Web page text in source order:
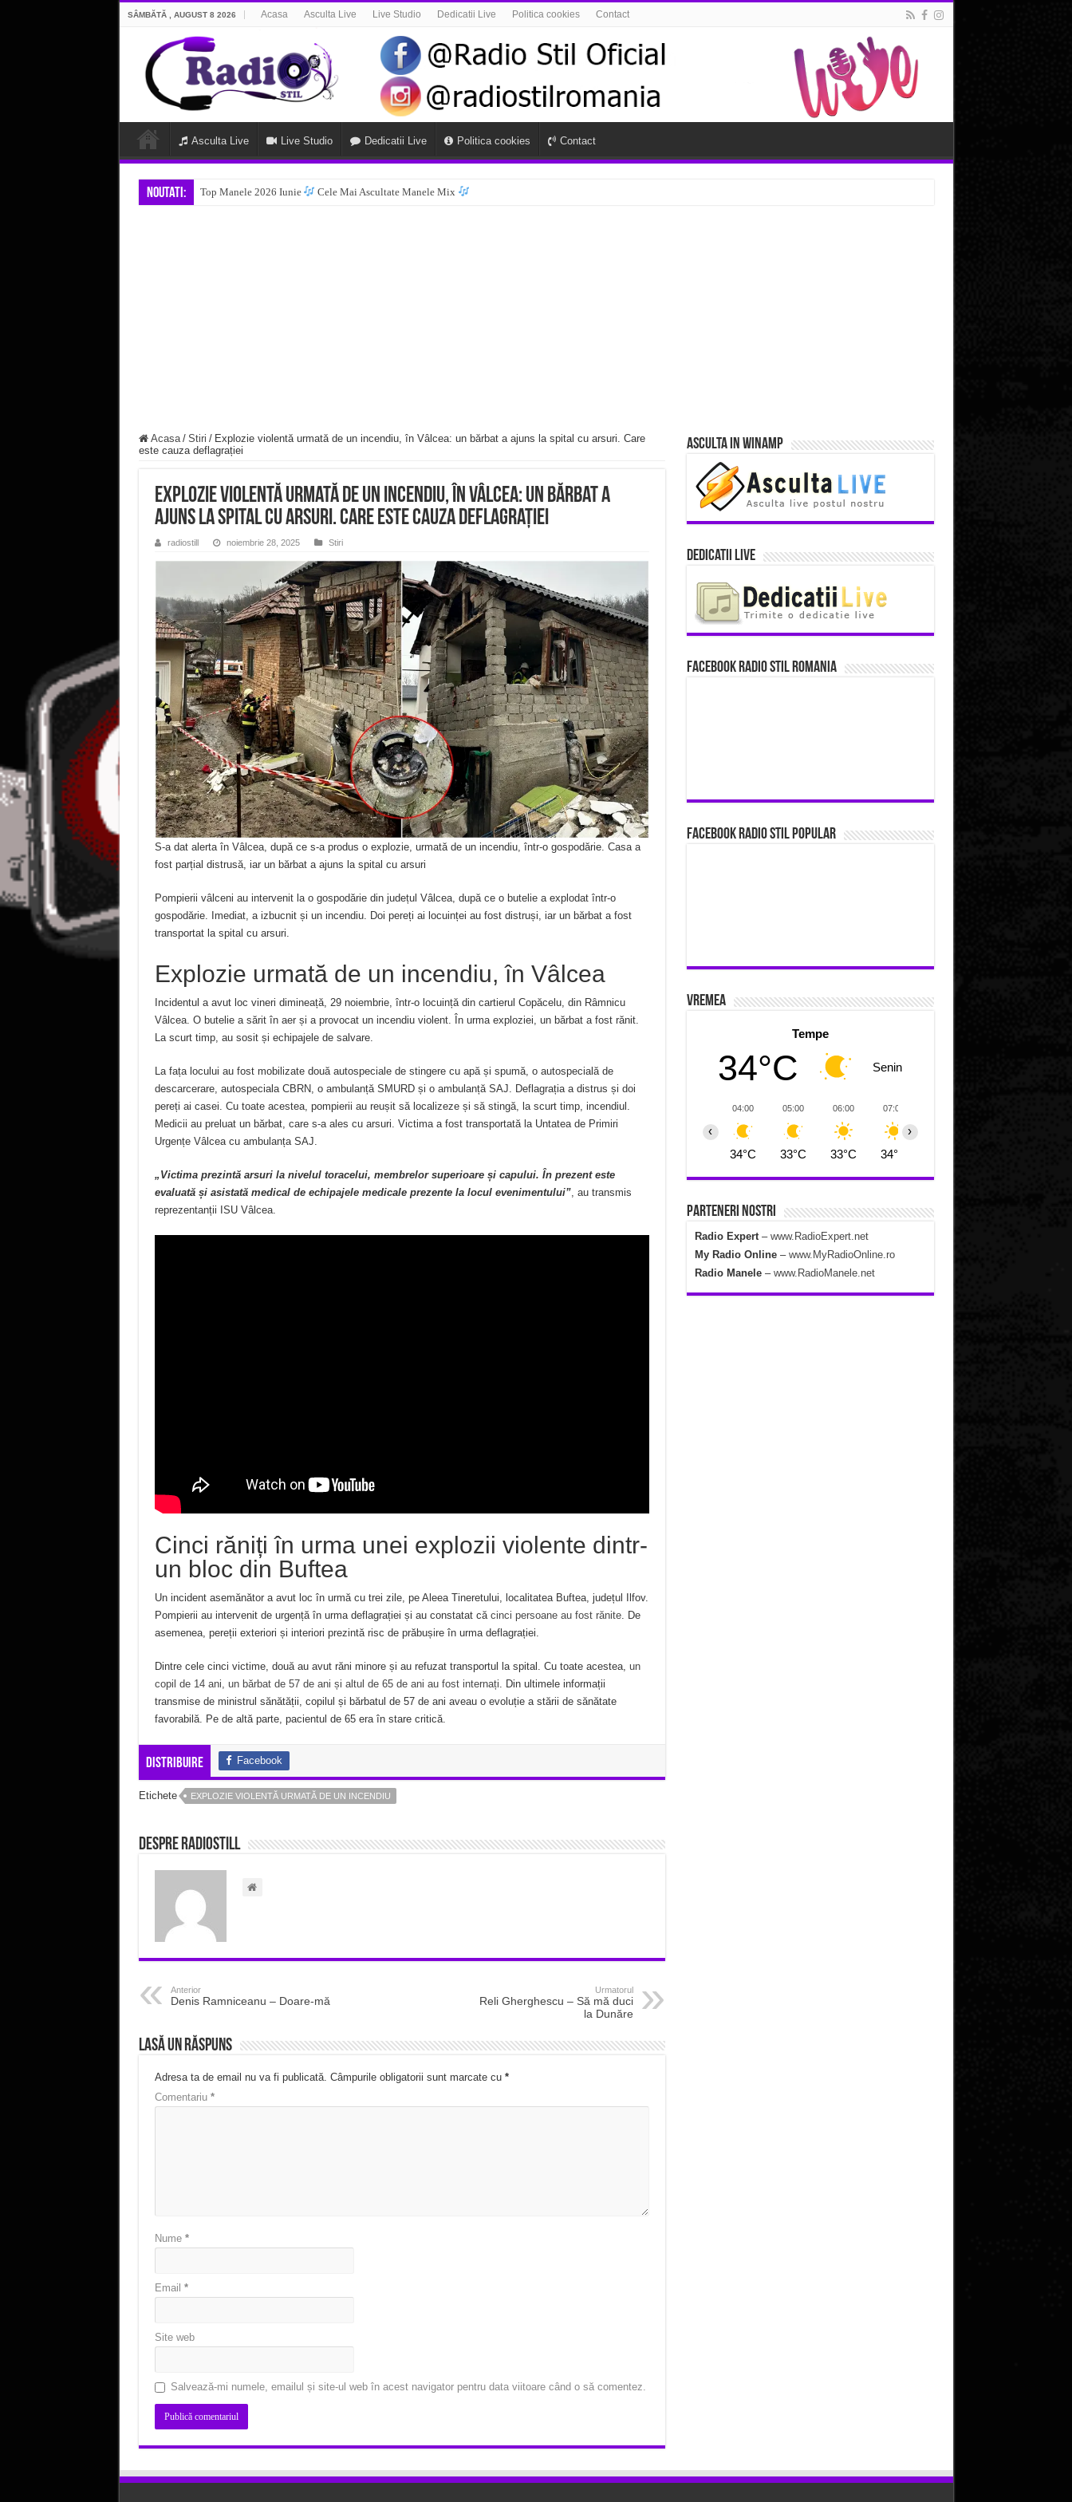
SÂMBĂTĂ , AUGUST 8 2026 Acasa Asculta Live Live Studio Dedicatii Live Politica cookies Contact
Asculta Live Live Studio Dedicatii Live Politica cookies Contact
Noutati: Top Manele 2026 Iunie Cele Mai Ascultate Manele Mix
Acasa / Stiri / Explozie violentă urmată de un incendiu, în Vâlcea: un bărbat a ajuns la spital cu arsuri. Care
este cauza deflagrației
Explozie violentă urmată de un incendiu, în Vâlcea: un bărbat a
ajuns la spital cu arsuri. Care este cauza deflagrației
radiostill noiembrie 28, 2025 Stiri
S-a dat alerta în Vâlcea, după ce s-a produs o explozie, urmată de un incendiu, într-o gospodărie. Casa a
fost parțial distrusă, iar un bărbat a ajuns la spital cu arsuri
Pompierii vâlceni au intervenit la o gospodărie din județul Vâlcea, după ce o butelie a explodat într-o
gospodărie. Imediat, a izbucnit și un incendiu. Doi pereți ai locuinței au fost distruși, iar un bărbat a fost
transportat la spital cu arsuri.
Explozie urmată de un incendiu, în Vâlcea
Incidentul a avut loc vineri dimineață, 29 noiembrie, într-o locuință din cartierul Copăcelu, din Râmnicu
Vâlcea. O butelie a sărit în aer și a provocat un incendiu violent. În urma exploziei, un bărbat a fost rănit.
La scurt timp, au sosit și echipajele de salvare.
La fața locului au fost mobilizate două autospeciale de stingere cu apă și spumă, o autospecială de
descarcerare, autospeciala CBRN, o ambulanță SMURD și o ambulanță SAJ. Deflagrația a distrus și doi
pereți ai casei. Cu toate acestea, pompierii au reușit să localizeze și să stingă, la scurt timp, incendiul.
Medicii au preluat un bărbat, care s-a ales cu arsuri. Victima a fost transportată la Untatea de Primiri
Urgențe Vâlcea cu ambulanța SAJ.
„Victima prezintă arsuri la nivelul toracelui, membrelor superioare și capului. În prezent este
evaluată și asistată medical de echipajele medicale prezente la locul evenimentului”, au transmis
reprezentanții ISU Vâlcea.
Cinci răniți în urma unei explozii violente dintr-
un bloc din Buftea
Un incident asemănător a avut loc în urmă cu trei zile, pe Aleea Tineretului, localitatea Buftea, județul Ilfov.
Pompierii au intervenit de urgență în urma deflagrației și au constatat că cinci persoane au fost rănite. De
asemenea, pereții exteriori și interiori prezintă risc de prăbușire în urma deflagrației.
Dintre cele cinci victime, două au avut răni minore și au refuzat transportul la spital. Cu toate acestea, un
copil de 14 ani, un bărbat de 57 de ani și altul de 65 de ani au fost internați . Din ultimele informații
transmise de ministrul sănătății, copilul și bărbatul de 57 de ani aveau o evoluție a stării de sănătate
favorabilă. Pe de altă parte, pacientul de 65 era în stare critică.
Distribuire Facebook
Etichete EXPLOZIE VIOLENTĂ URMATĂ DE UN INCENDIU
Despre radiostill
Anterior
Denis Ramniceanu – Doare-mă
Urmatorul
Reli Gherghescu – Să mă duci
la Dunăre
Lasă un răspuns
Adresa ta de email nu va fi publicată. Câmpurile obligatorii sunt marcate cu *
Comentariu *
Nume *
Email *
Site web
Salvează-mi numele, emailul și site-ul web în acest navigator pentru data viitoare când o să comentez.
Asculta in Winamp
Dedicatii Live
Facebook Radio Stil Romania
Facebook Radio Stil Popular
Vremea
Tempe
34°C Senin
04:00
34°C
05:00
33°C
06:00
33°C
07:00
34°C
‹ ›
Parteneri Nostri
Radio Expert– www.RadioExpert.net
My Radio Online– www.MyRadioOnline.ro
Radio Manele – www.RadioManele.net